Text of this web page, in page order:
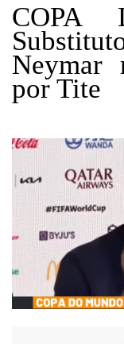
COPA
Neymar
por Tite